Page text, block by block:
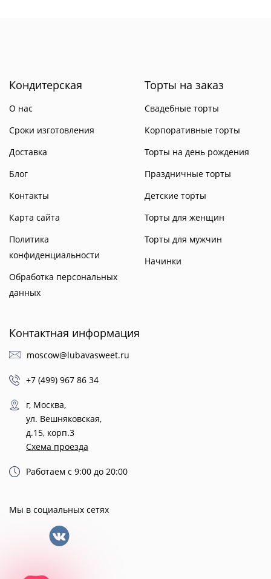
Кондитерская
О нас
Сроки изготовления
Доставка
Блог
Контакты
Карта сайта
Политика
конфиденциальности
Обработка персональных
данных
Торты на заказ
Свадебные торты
Корпоративные торты
Торты на день рождения
Праздничные торты
Детские торты
Торты для женщин
Торты для мужчин
Начинки
Контактная информация
moscow@lubavasweet.ru
+7 (499) 967 86 34
г, Москва,
ул. Вешняковская,
д.15, корп.3
Схема проезда
Работаем с 9:00 до 20:00
Мы в социальных сетях